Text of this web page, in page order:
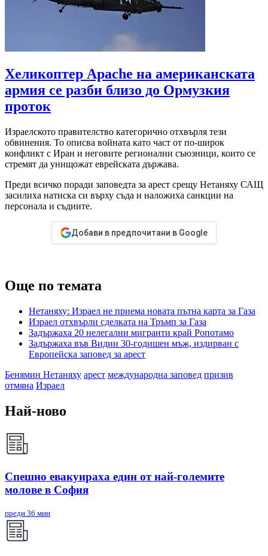
Хеликоптер Apache на американската
армия се разби близо до Ормузкия
проток
Израелското правителство категорично отхвърля тези
обвинения. То описва войната като част от по-широк
конфликт с Иран и неговите регионални съюзници, които се
стремят да унищожат еврейската държава.
Преди всичко поради заповедта за арест срещу Нетаняху САЩ
засилиха натиска си върху съда и наложиха санкции на
персонала и съдиите.
Добави в предпочитани в Google
Още по темата
Нетаняху: Израел не приема новата пътна карта за Газа
Израел отхвърли сделката на Тръмп за Газа
Задържаха 20 нелегални мигранти край Ропотамо
Задържаха във Видин 30-годишен мъж, издирван с
Европейска заповед за арест
Бенямин Нетаняху арест международна заповед призив
отмяна Израел
Най-ново
Спешно евакуираха един от най-големите
молове в София
преди 36 мин